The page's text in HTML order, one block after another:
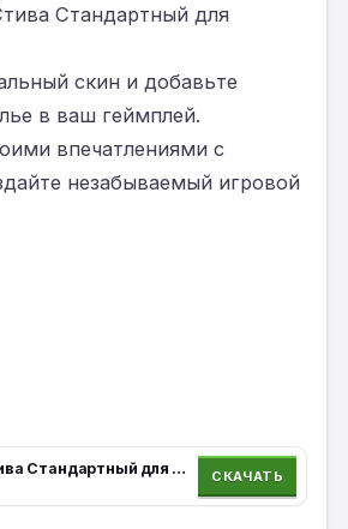
Стандартный для
скин и добавьте
в ваш геймплей.
впечатлениями с
незабываемый игровой
Скачать скин Стива Стандартный для Minecraft. СКАЧАТЬ